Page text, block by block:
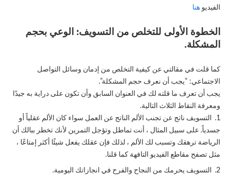
الفيديو هنا
الخطوة الأولى للتخلص من التسويف: الوعي بحجم
المشكلة.
كما قلت في مقالتي عن كيفية التخلص من إدمان وسائل التواصل
الاجتماعي: “يجب أن نعرف حجم المشكلة”.
يجب أن تعرف ما قلته لك في العنوان السابق وأن تكون على دراية به جيدًا
ومعرفة النقاط الثلاث التالية.
التسويف ناتج عن تجنب الألم الناتج عن العمل سواء كان الألم عقلياً أو
جسدياً. على سبيل المثال ، أنت تماطل وتؤجل التمرين لأنك تخطر ببالك أن
الرياضة ترهقك وتسبب لك الألم ، لذلك فإن عقلك يفعل شيئًا أكثر إمتاعًا ،
مثل تصفح مقاطع الفيديو التافهة كما قلنا.
التسويف يحرمك من النجاح والفرح في انجازاتك اليومية.